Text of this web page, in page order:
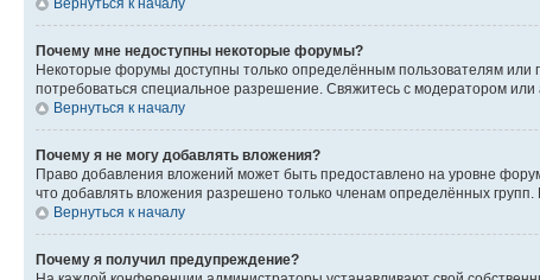
Почему мне недоступны некоторые форумы?
Некоторые форумы доступны только определённым пользователям или
потребоваться специальное разрешение. Свяжитесь с модератором
Вернуться к началу
Почему я не могу добавлять вложения?
Право добавления вложений может быть предоставлено на уровне
что добавлять вложения разрешено только членам определённых
Вернуться к началу
Почему я получил предупреждение?